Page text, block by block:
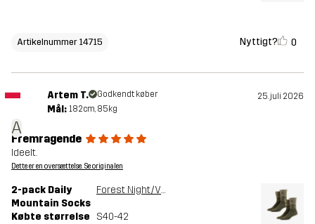
Artikelnummer 14715 Nyttigt? 0
A
Artem T. Godkendt køber 25. juli 2026
Mål: 182cm, 85kg
Fremragende
Ideelt.
Dette er en oversættelse. Se originalen
2-pack Daily
Mountain Socks
Forest Night/Vetiver Green
Købte størrelse S40-42